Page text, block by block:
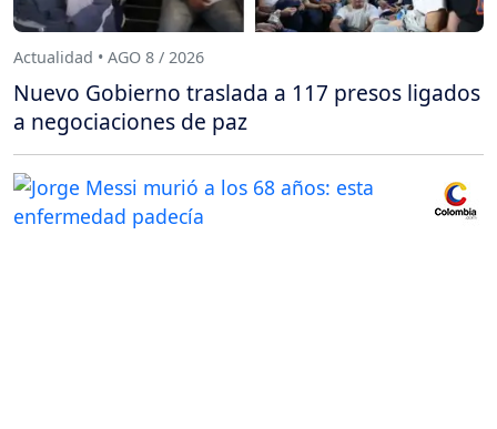
Actualidad • AGO 8 / 2026
Nuevo Gobierno traslada a 117 presos ligados
a negociaciones de paz